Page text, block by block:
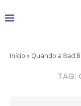
Início » Quando a Bad
TAG: